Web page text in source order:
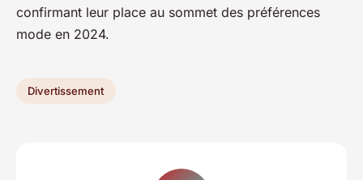
confirmant leur place au sommet des préférences
mode en 2024.
Divertissement